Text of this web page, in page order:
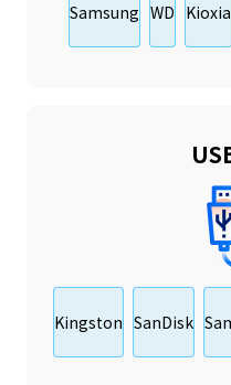
Samsung WD Kioxia
Kingston SanDisk